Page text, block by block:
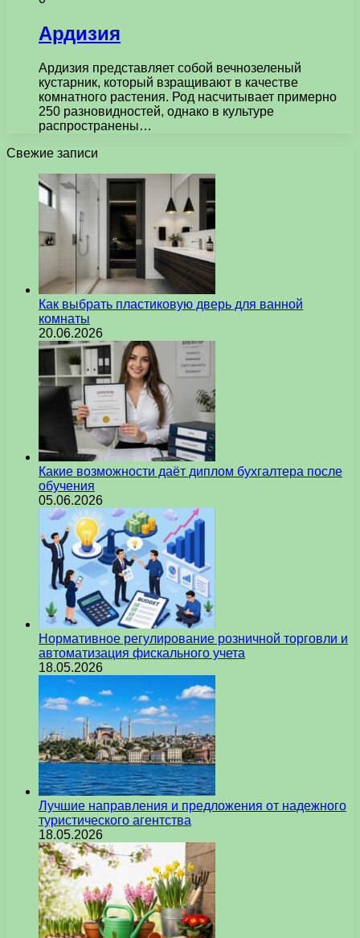
Ардизия
Ардизия представляет собой вечнозеленый
кустарник, который взращивают в качестве
комнатного растения. Род насчитывает примерно
250 разновидностей, однако в культуре
распространены…
Свежие записи
Как выбрать пластиковую дверь для ванной
комнаты
20.06.2026
Какие возможности даёт диплом бухгалтера после
обучения
05.06.2026
Нормативное регулирование розничной торговли и
автоматизация фискального учета
18.05.2026
Лучшие направления и предложения от надежного
туристического агентства
18.05.2026